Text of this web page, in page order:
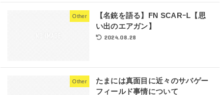
Other
【名銃を語る】FN SCARｰL【思
い出のエアガン】
2024.08.28
Other
たまには真面目に近々のサバゲー
フィールド事情について